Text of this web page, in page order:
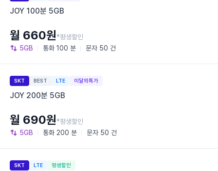
JOY 100분 5GB
5GB 통화 100 분 문자 50 건
월 660원*평생할인
SKT BEST LTE 이달의특가
JOY 200분 5GB
5GB 통화 200 분 문자 50 건
월 690원*평생할인
SKT LTE 평생할인